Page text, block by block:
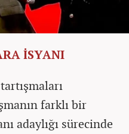
İSYANI
farklı bir
adaylığı sürecinde